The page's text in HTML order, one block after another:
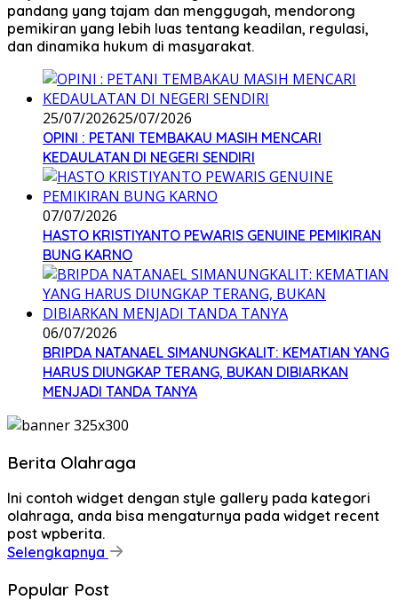
pandang yang tajam dan menggugah, mendorong
pemikiran yang lebih luas tentang keadilan, regulasi,
dan dinamika hukum di masyarakat.
25/07/202625/07/2026
OPINI : PETANI TEMBAKAU MASIH MENCARI
KEDAULATAN DI NEGERI SENDIRI
07/07/2026
HASTO KRISTIYANTO PEWARIS GENUINE PEMIKIRAN
BUNG KARNO
06/07/2026
BRIPDA NATANAEL SIMANUNGKALIT: KEMATIAN YANG
HARUS DIUNGKAP TERANG, BUKAN DIBIARKAN
MENJADI TANDA TANYA
Berita Olahraga
Ini contoh widget dengan style gallery pada kategori
olahraga, anda bisa mengaturnya pada widget recent
post wpberita.
Selengkapnya
Popular Post